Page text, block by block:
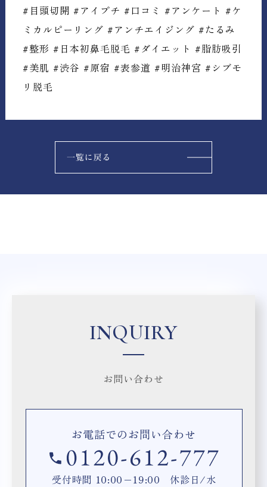
#目頭切開 #アイプチ #口コミ #アンケート #ケ
ミカルピーリング #アンチエイジング #たるみ
#整形 #日本初鼻毛脱毛 #ダイエット #脂肪吸引
#美肌 #渋谷 #原宿 #表参道 #明治神宮 #シブモ
リ脱毛
INQUIRY
お問い合わせ
お電話でのお問い合わせ
受付時間 10:00−19:00 休診日/水